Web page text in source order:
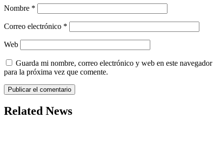
Nombre *
Correo electrónico *
Web
Guarda mi nombre, correo electrónico y web en este navegador
para la próxima vez que comente.
Related News